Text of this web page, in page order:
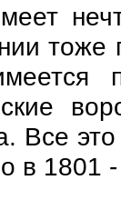
тоже
Все
в 1801